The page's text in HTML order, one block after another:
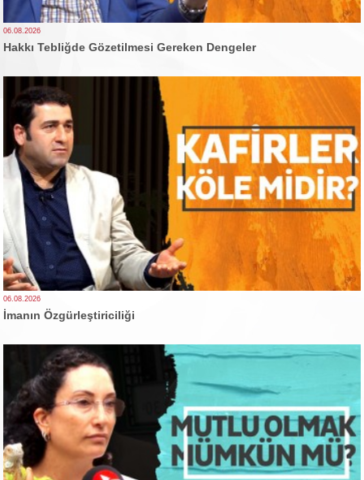
06.08.2026
Hakkı Tebliğde Gözetilmesi Gereken Dengeler
06.08.2026
İmanın Özgürleştiriciliği